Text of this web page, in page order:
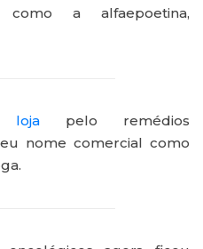
como a alfaepoetina,
lojapelo remédios
nome comercial como